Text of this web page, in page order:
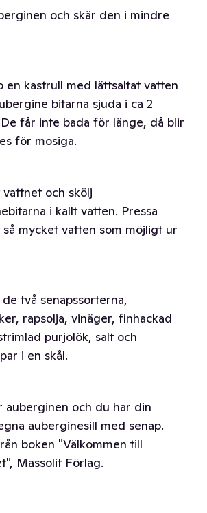
och skär den i mindre
en kastrull med lättsaltat vatten
bitarna sjuda i ca 2
får inte bada för länge, då blir
för mosiga.
och skölj
i kallt vatten. Pressa
så mycket vatten som möjligt ur
två senapssorterna,
rapsolja, vinäger, finhackad
purjolök, salt och
i en skål.
auberginen och du har din
auberginesill med senap.
boken "Välkommen till
Massolit Förlag.